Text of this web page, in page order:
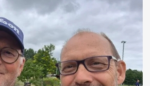
Ze hebben echt hun best gedaan
en de greens groen te houden
weer allerlei andere problemen op (
en op de greens ) dus
Ik denk dat buiten ons iedereen op de
waren de enige spelers in de baan!!!
start gingen nog allebei de